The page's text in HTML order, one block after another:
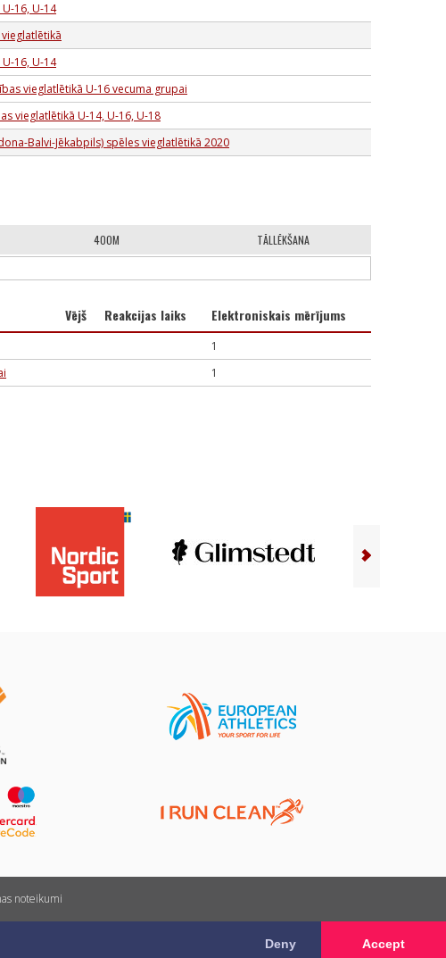
Deny Accept
16, U-14
16, U-14
vieglatlētikā U-16 vecuma grupai
vieglatlētikā U-14, U-16, U-18
Balvi-Jēkabpils) spēles vieglatlētikā 2020
400M TĀLLĒKŠANA
Vējš Reakcijas laiks Elektroniskais mērījums
1
1
noteikumi